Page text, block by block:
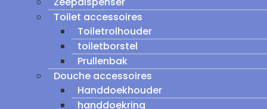
Toilet accessoires
Toiletrolhouder
toiletborstel
Prullenbak
Douche accessoires
Handdoekhouder
handdoekring